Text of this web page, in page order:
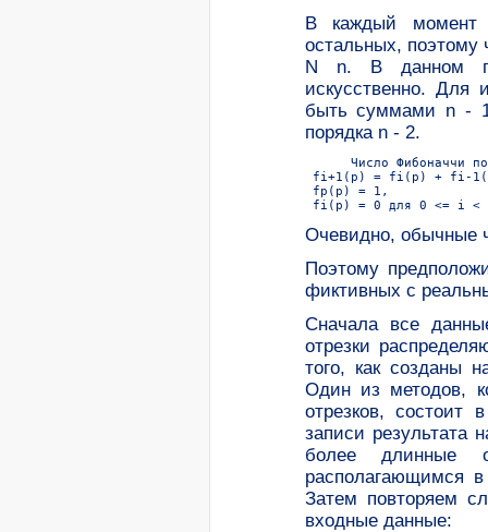
В каждый момент
остальных, поэтому
N n. В данном
искусственно. Для
быть суммами n -
порядка n - 2.
Число Фибоначчи
fi+1(p) = fi(p) + fi-
fp(p) = 1,
Очевидно, обычные
Поэтому
фиктивных с
Сначала все
отрезки
того, как созданы
Один из методов,
отрезков, состоит
записи результата
более длинные
располагающимся
Затем повторяем
входные данные: